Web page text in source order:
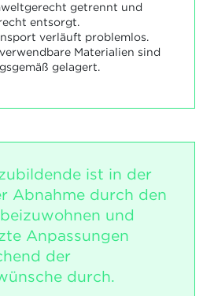
getrennt und
entsorgt.
verläuft problemlos.
Materialien sind
gelagert.
ist in der
Abnahme durch den
und
Anpassungen
der
durch.